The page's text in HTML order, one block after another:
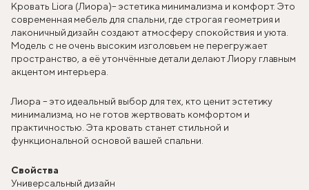
Кровать Liora (Лиора)– эстетика минимализма и комфорт. Это
современная мебель для спальни, где строгая геометрия и
лаконичный дизайн создают атмосферу спокойствия и уюта.
Модель с не очень высоким изголовьем не перегружает
пространство, а её утончённые детали делают Лиору главным
акцентом интерьера.
Лиора – это идеальный выбор для тех, кто ценит эстетику
минимализма, но не готов жертвовать комфортом и
практичностью. Эта кровать станет стильной и
функциональной основой вашей спальни.
Свойства
Универсальный дизайн